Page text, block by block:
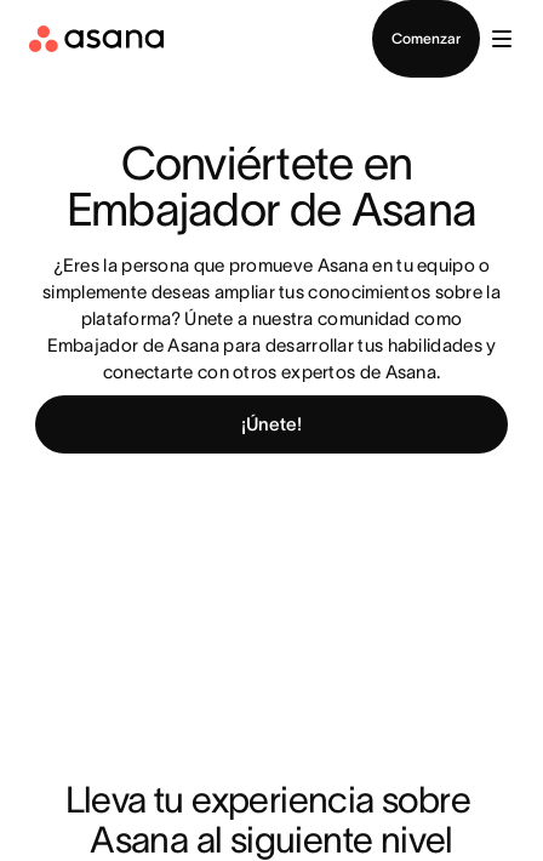
Comenzar
Conviértete en
Embajador de Asana
¿Eres la persona que promueve Asana en tu equipo o
simplemente deseas ampliar tus conocimientos sobre la
plataforma? Únete a nuestra comunidad como
Embajador de Asana para desarrollar tus habilidades y
conectarte con otros expertos de Asana.
¡Únete!
Lleva tu experiencia sobre
Asana al siguiente nivel